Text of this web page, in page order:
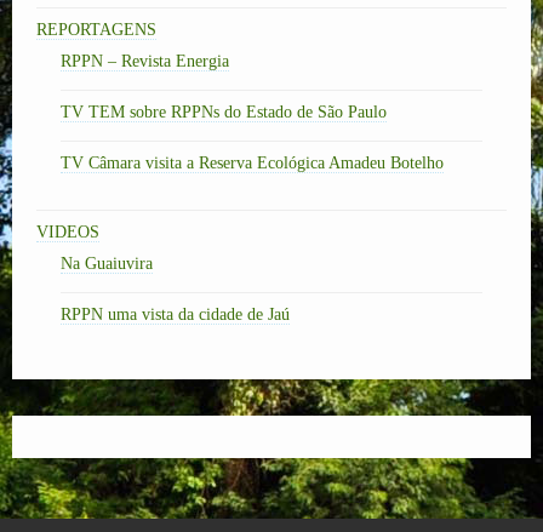
REPORTAGENS
RPPN – Revista Energia
TV TEM sobre RPPNs do Estado de São Paulo
TV Câmara visita a Reserva Ecológica Amadeu Botelho
VIDEOS
Na Guaiuvira
RPPN uma vista da cidade de Jaú